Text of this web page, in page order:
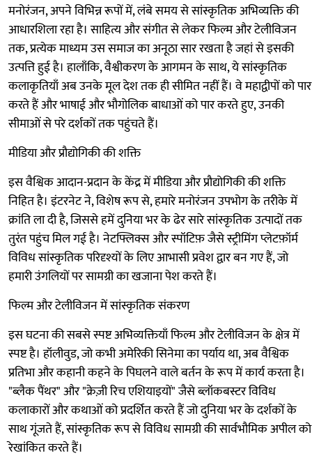
मनोरंजन, अपने विभिन्न रूपों में, लंबे समय से सांस्कृतिक अभिव्यक्ति की
आधारशिला रहा है। साहित्य और संगीत से लेकर फिल्म और टेलीविजन
तक, प्रत्येक माध्यम उस समाज का अनूठा सार रखता है जहां से इसकी
उत्पत्ति हुई है। हालाँकि, वैश्वीकरण के आगमन के साथ, ये सांस्कृतिक
कलाकृतियाँ अब उनके मूल देश तक ही सीमित नहीं हैं। वे महाद्वीपों को पार
करते हैं और भाषाई और भौगोलिक बाधाओं को पार करते हुए, उनकी
सीमाओं से परे दर्शकों तक पहुंचते हैं।
मीडिया और प्रौद्योगिकी की शक्ति
इस वैश्विक आदान-प्रदान के केंद्र में मीडिया और प्रौद्योगिकी की शक्ति
निहित है। इंटरनेट ने, विशेष रूप से, हमारे मनोरंजन उपभोग के तरीके में
क्रांति ला दी है, जिससे हमें दुनिया भर के ढेर सारे सांस्कृतिक उत्पादों तक
तुरंत पहुंच मिल गई है। नेटफ्लिक्स और स्पॉटिफ़ जैसे स्ट्रीमिंग प्लेटफ़ॉर्म
विविध सांस्कृतिक परिदृश्यों के लिए आभासी प्रवेश द्वार बन गए हैं, जो
हमारी उंगलियों पर सामग्री का खजाना पेश करते हैं।
फिल्म और टेलीविजन में सांस्कृतिक संकरण
इस घटना की सबसे स्पष्ट अभिव्यक्तियाँ फिल्म और टेलीविजन के क्षेत्र में
स्पष्ट है। हॉलीवुड, जो कभी अमेरिकी सिनेमा का पर्याय था, अब वैश्विक
प्रतिभा और कहानी कहने के पिघलने वाले बर्तन के रूप में कार्य करता है।
"ब्लैक पैंथर" और "क्रेज़ी रिच एशियाइयों" जैसे ब्लॉकबस्टर विविध
कलाकारों और कथाओं को प्रदर्शित करते हैं जो दुनिया भर के दर्शकों के
साथ गूंजते हैं, सांस्कृतिक रूप से विविध सामग्री की सार्वभौमिक अपील को
रेखांकित करते हैं।